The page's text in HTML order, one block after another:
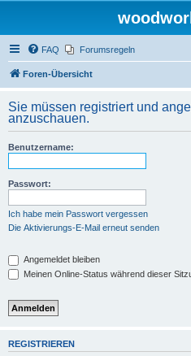
FAQ Forumsregeln
Foren-Übersicht
Sie müssen registriert und
anzuschauen.
Benutzername:
Passwort:
Ich habe mein Passwort vergessen
Die Aktivierungs-E-Mail erneut senden
Angemeldet bleiben
Meinen Online-Status während dieser
REGISTRIEREN